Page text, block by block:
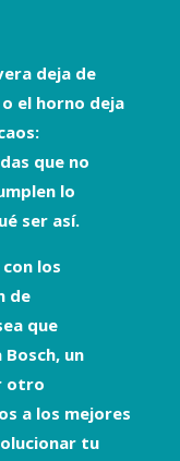
deja de
el horno deja
que no
lo
ser así.
los
de
que
Bosch, un
otro
a los mejores
tu